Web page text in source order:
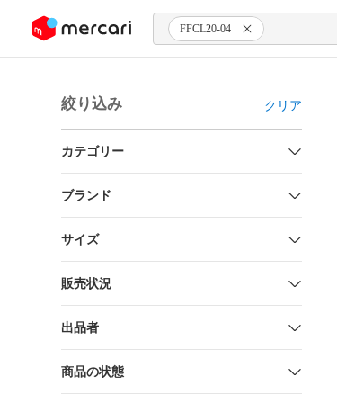
ツにスキップ FFCL20-04
絞り込み クリア
カテゴリー
ブランド
サイズ
販売状況
出品者
商品の状態